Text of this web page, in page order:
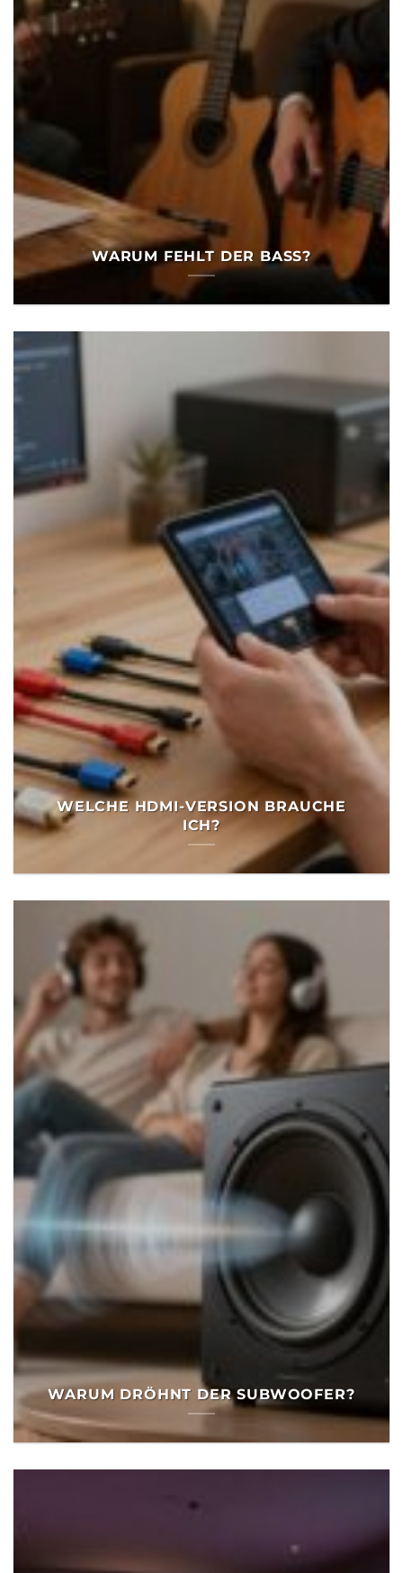
WARUM FEHLT DER BASS?
WELCHE HDMI-VERSION BRAUCHE
ICH?
WARUM DRÖHNT DER SUBWOOFER?